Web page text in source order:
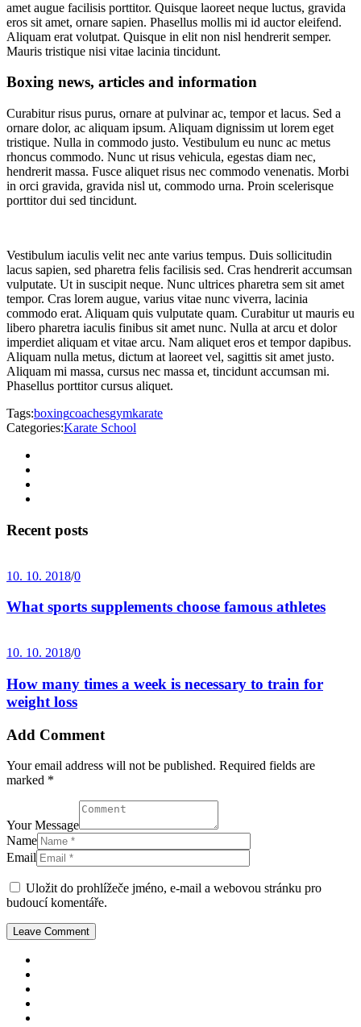
amet augue facilisis porttitor. Quisque laoreet neque luctus, gravida
eros sit amet, ornare sapien. Phasellus mollis mi id auctor eleifend.
Aliquam erat volutpat. Quisque in elit non nisl hendrerit semper.
Mauris tristique nisi vitae lacinia tincidunt.
Boxing news, articles and information
Curabitur risus purus, ornare at pulvinar ac, tempor et lacus. Sed a
ornare dolor, ac aliquam ipsum. Aliquam dignissim ut lorem eget
tristique. Nulla in commodo justo. Vestibulum eu nunc ac metus
rhoncus commodo. Nunc ut risus vehicula, egestas diam nec,
hendrerit massa. Fusce aliquet risus nec commodo venenatis. Morbi
in orci gravida, gravida nisl ut, commodo urna. Proin scelerisque
porttitor dui sed tincidunt.
Vestibulum iaculis velit nec ante varius tempus. Duis sollicitudin
lacus sapien, sed pharetra felis facilisis sed. Cras hendrerit accumsan
vulputate. Ut in suscipit neque. Nunc ultrices pharetra sem sit amet
tempor. Cras lorem augue, varius vitae nunc viverra, lacinia
commodo erat. Aliquam quis vulputate quam. Curabitur ut mauris eu
libero pharetra iaculis finibus sit amet nunc. Nulla at arcu et dolor
imperdiet aliquam et vitae arcu. Nam aliquet eros et tempor dapibus.
Aliquam nulla metus, dictum at laoreet vel, sagittis sit amet justo.
Aliquam mi massa, cursus nec massa et, tincidunt accumsan mi.
Phasellus porttitor cursus aliquet.
Tags:boxingcoachesgymkarate
Categories:Karate School
Recent posts
10. 10. 2018/0
What sports supplements choose famous athletes
10. 10. 2018/0
How many times a week is necessary to train for
weight loss
Add Comment
Your email address will not be published. Required fields are
marked *
Your Message
Name
Email
Uložit do prohlížeče jméno, e-mail a webovou stránku pro
budoucí komentáře.